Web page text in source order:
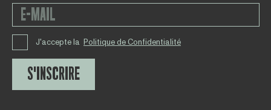
J'accepte la Politique de Confidentialité
S'INSCRIRE